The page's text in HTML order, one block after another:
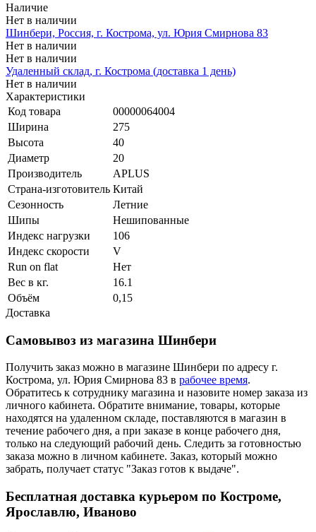
Наличие
Нет в наличии
Шинбери, Россия, г. Кострома, ул. Юрия Смирнова 83
Нет в наличии
Нет в наличии
Удаленный склад, г. Кострома (доставка 1 день)
Нет в наличии
Характеристики
Код товара
00000064004
Ширина
275
Высота
40
Диаметр
20
Производитель
APLUS
Страна-изготовитель Китай
Сезонность
Летние
Шипы
Нешипованные
Индекс нагрузки
106
Индекс скорости
V
Run on flat
Нет
Вес в кг.
16.1
Объём
0,15
Доставка
Самовывоз из магазина Шинбери
Получить заказ можно в магазине Шинбери по адресу г.
Кострома, ул. Юрия Смирнова 83 в рабочее время.
Обратитесь к сотруднику магазина и назовите номер заказа из
личного кабинета. Обратите внимание, товары, которые
находятся на удаленном складе, поставляются в магазин в
течение рабочего дня, а при заказе в конце рабочего дня,
только на следующий рабочий день. Следить за готовностью
заказа можно в личном кабинете. Заказ, который можно
забрать, получает статус "Заказ готов к выдаче".
Бесплатная доставка курьером по Костроме,
Ярославлю, Иваново